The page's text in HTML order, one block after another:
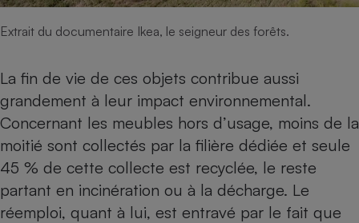
Extrait du documentaire Ikea, le seigneur des forêts.
La fin de vie de ces objets contribue aussi
grandement à leur impact environnemental.
Concernant les meubles hors d’usage, moins de la
moitié sont collectés par la filière dédiée et seule
45 % de cette collecte est recyclée, le reste
partant en incinération ou à la décharge. Le
réemploi, quant à lui, est entravé par le fait que